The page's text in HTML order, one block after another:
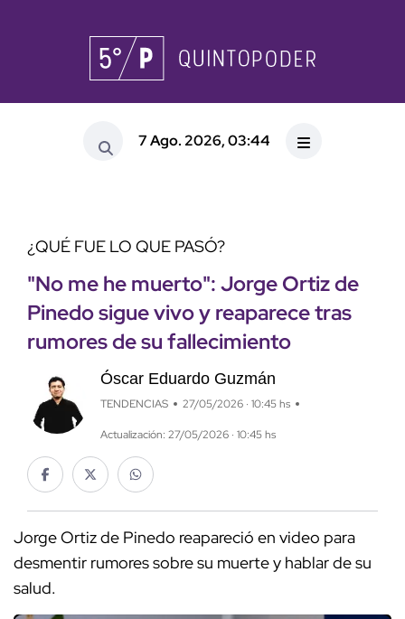
7 Ago. 2026, 03:44
¿QUÉ FUE LO QUE PASÓ?
"No me he muerto": Jorge Ortiz de
Pinedo sigue vivo y reaparece tras
rumores de su fallecimiento
Óscar Eduardo Guzmán
TENDENCIAS 27/05/2026 · 10:45 hs
Actualización: 27/05/2026 · 10:45 hs
Jorge Ortiz de Pinedo reapareció en video para
desmentir rumores sobre su muerte y hablar de su
salud.